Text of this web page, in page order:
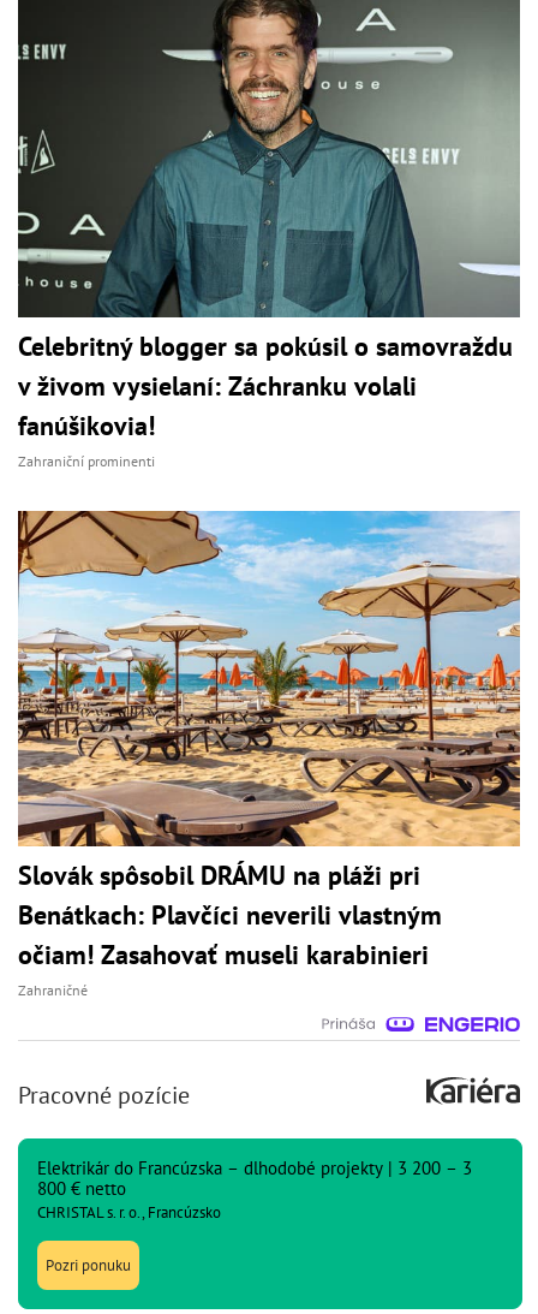
Celebritný blogger sa pokúsil o samovraždu
v živom vysielaní: Záchranku volali
fanúšikovia!
Zahraniční prominenti
Slovák spôsobil DRÁMU na pláži pri
Benátkach: Plavčíci neverili vlastným
očiam! Zasahovať museli karabinieri
Zahraničné
Pracovné pozície
Elektrikár do Francúzska – dlhodobé projekty | 3 200 – 3
800 € netto
CHRISTAL s. r. o., Francúzsko
Pozri ponuku